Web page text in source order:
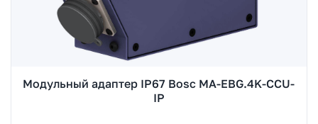
Модульный адаптер IP67 Bosc MA-EBG.4K-CCU-
IP